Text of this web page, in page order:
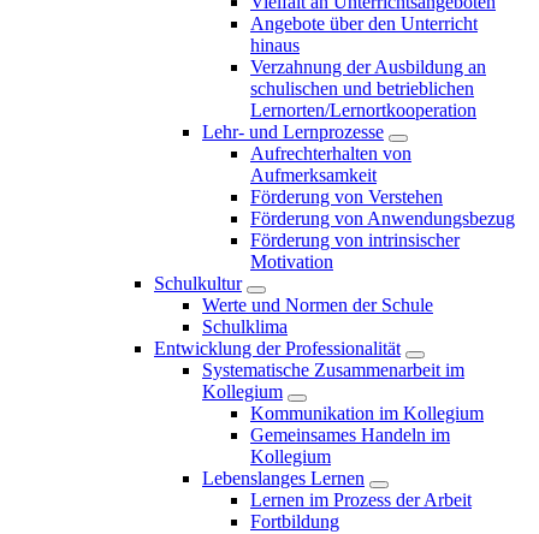
Angebote über den Unterricht
hinaus
Verzahnung der Ausbildung an
schulischen und betrieblichen
Lernorten/Lernortkooperation
Lehr- und Lernprozesse
Aufrechterhalten von
Aufmerksamkeit
Förderung von Verstehen
Förderung von Anwendungsbezug
Förderung von intrinsischer
Motivation
Schulkultur
Werte und Normen der Schule
Schulklima
Entwicklung der Professionalität
Systematische Zusammenarbeit im
Kollegium
Kommunikation im Kollegium
Gemeinsames Handeln im
Kollegium
Lebenslanges Lernen
Lernen im Prozess der Arbeit
Fortbildung